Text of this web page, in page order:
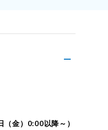
金）0:00以降～）